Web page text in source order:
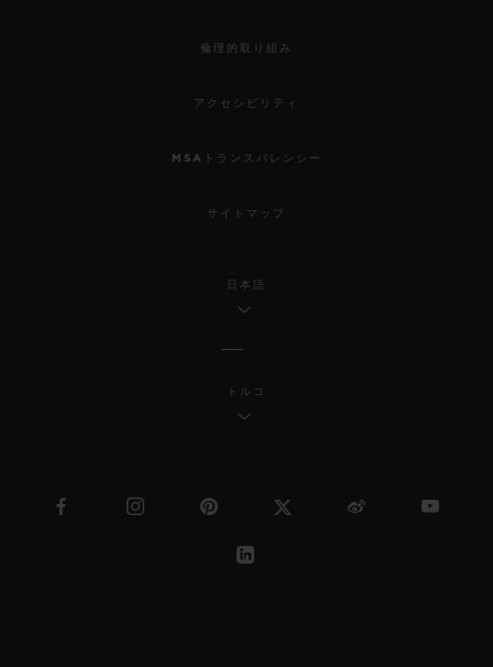
倫理的取り組み
アクセシビリティ
MSAトランスパレンシー
サイトマップ
日本語
トルコ